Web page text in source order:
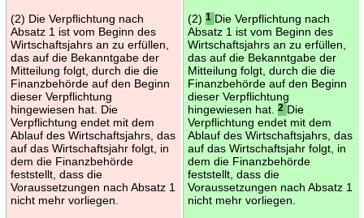
(2) Die Verpflichtung nach
Absatz 1 ist vom Beginn des
Wirtschaftsjahrs an zu erfüllen,
das auf die Bekanntgabe der
Mitteilung folgt, durch die die
Finanzbehörde auf den Beginn
dieser Verpflichtung
hingewiesen hat. Die
Verpflichtung endet mit dem
Ablauf des Wirtschaftsjahrs, das
auf das Wirtschaftsjahr folgt, in
dem die Finanzbehörde
feststellt, dass die
Voraussetzungen nach Absatz 1
nicht mehr vorliegen.
(2) 1 Die Verpflichtung nach
Absatz 1 ist vom Beginn des
Wirtschaftsjahrs an zu erfüllen,
das auf die Bekanntgabe der
Mitteilung folgt, durch die die
Finanzbehörde auf den Beginn
dieser Verpflichtung
hingewiesen hat.
2 Die
Verpflichtung endet mit dem
Ablauf des Wirtschaftsjahrs, das
auf das Wirtschaftsjahr folgt, in
dem die Finanzbehörde
feststellt, dass die
Voraussetzungen nach Absatz 1
nicht mehr vorliegen.